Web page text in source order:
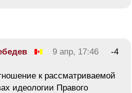
9 апр, 17:46 -4
к рассматриваемой
идеологии Правого